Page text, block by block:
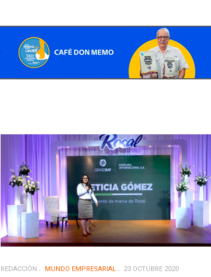
REDACCIÓN MUNDO EMPRESARIAL 23 OCTUBRE 2020